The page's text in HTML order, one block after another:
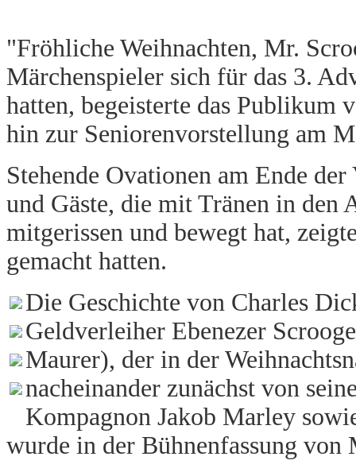
"Fröhliche Weihnachten, Mr.
Märchenspieler sich für das 3.
hatten, begeisterte das Publikum
hin zur Seniorenvorstellung am
Stehende Ovationen am Ende
und Gäste, die mit Tränen in den
mitgerissen und bewegt hat,
gemacht hatten.
Die Geschichte von Charles
Geldverleiher Ebenezer
Maurer), der in der
nacheinander zunächst von
Kompagnon Jakob Marley
wurde in der Bühnenfassung von